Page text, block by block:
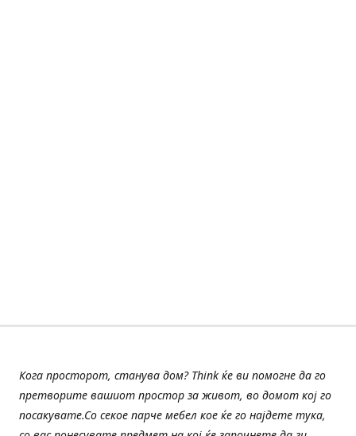
Кога просторот, станува дом? Think ќе ви помогне да го
претворите вашиот простор за живот, во домот кој го
посакувате.Со секое парче мебел кое ќе го најдете тука,